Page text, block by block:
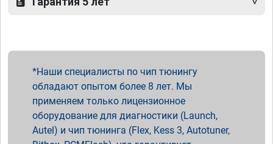
Наши специалисты по чип тюнингу
обладают опытом более 8 лет. Мы
применяем только лицензионное
оборудование для диагностики (Launch,
Autel) и чип тюнинга (Flex, Kess 3, Autotuner,